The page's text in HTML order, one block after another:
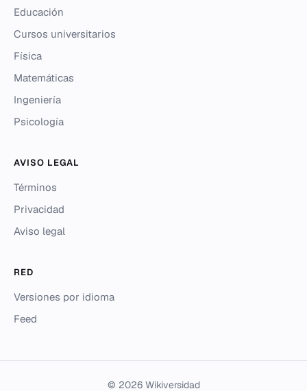
Educación
Cursos universitarios
Física
Matemáticas
Ingeniería
Psicología
AVISO LEGAL
Términos
Privacidad
Aviso legal
RED
Versiones por idioma
Feed
© 2026 Wikiversidad